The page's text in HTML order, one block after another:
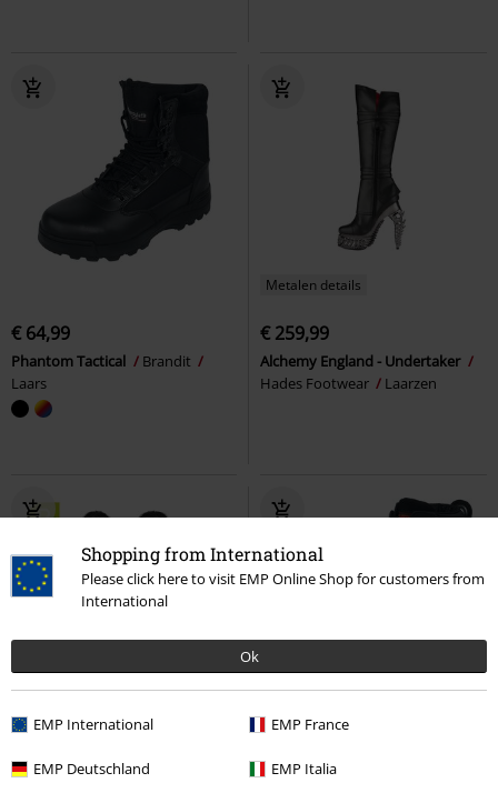
Shopping from International
Please click here to visit EMP Online Shop for customers from
International
Ok
EMP International EMP France
EMP Deutschland EMP Italia
€ 64,99
Phantom Tactical
Brandit
Laars
Metalen details
€ 259,99
Alchemy England - Undertaker
Hades Footwear
Laarzen
Adviesprijs€ 79,00
€ 75,99
Vegantom 10 Eyelet Laarzen
€ 248,99
Brake Buckle